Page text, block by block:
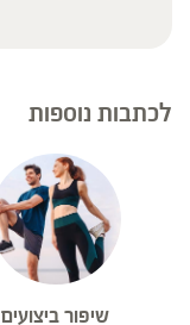
לכתבות נוספות
שיפור ביצועים